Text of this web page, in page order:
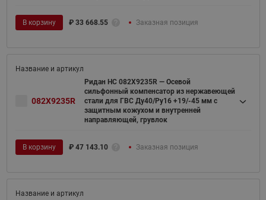
В корзину ₽ 33 668.55 Заказная позиция
082X9235R
Ридан НС 082X9235R — Осевой
сильфонный компенсатор из нержавеющей
стали для ГВС Ду40/Ру16 +19/-45 мм с
защитным кожухом и внутренней
направляющей, грувлок
В корзину ₽ 47 143.10 Заказная позиция